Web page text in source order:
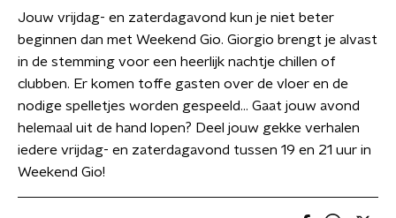
Jouw vrijdag- en zaterdagavond kun je niet beter
beginnen dan met Weekend Gio. Giorgio brengt je alvast
in de stemming voor een heerlijk nachtje chillen of
clubben. Er komen toffe gasten over de vloer en de
nodige spelletjes worden gespeeld… Gaat jouw avond
helemaal uit de hand lopen? Deel jouw gekke verhalen
iedere vrijdag- en zaterdagavond tussen 19 en 21 uur in
Weekend Gio!